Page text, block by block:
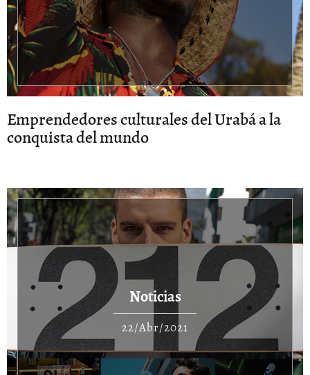
Emprendedores culturales del Urabá a la
conquista del mundo
Noticias
22/Abr/2021